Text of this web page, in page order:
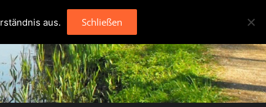
aus. Schließen